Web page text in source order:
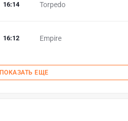
Torpedo
16:14
Empire
16:12
ПОКАЗАТЬ ЕЩЕ